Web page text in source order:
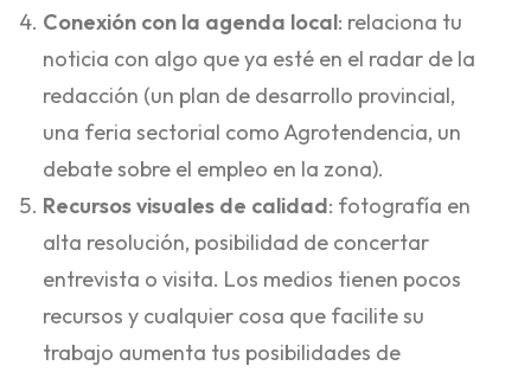
Conexión con la agenda local: relaciona tu
noticia con algo que ya esté en el radar de la
redacción (un plan de desarrollo provincial,
una feria sectorial como Agrotendencia, un
debate sobre el empleo en la zona).
Recursos visuales de calidad: fotografía en
alta resolución, posibilidad de concertar
entrevista o visita. Los medios tienen pocos
recursos y cualquier cosa que facilite su
trabajo aumenta tus posibilidades de